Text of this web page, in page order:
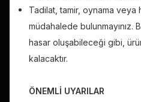
Tadilat, tamir, oynama veya
müdahalede bulunmayınız.
hasar oluşabileceği gibi,
kalacaktır.
ÖNEMLİ UYARILAR